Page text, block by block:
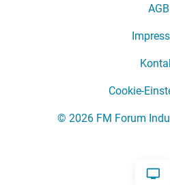
AGB
Cookie-
© 2026 FM Forum